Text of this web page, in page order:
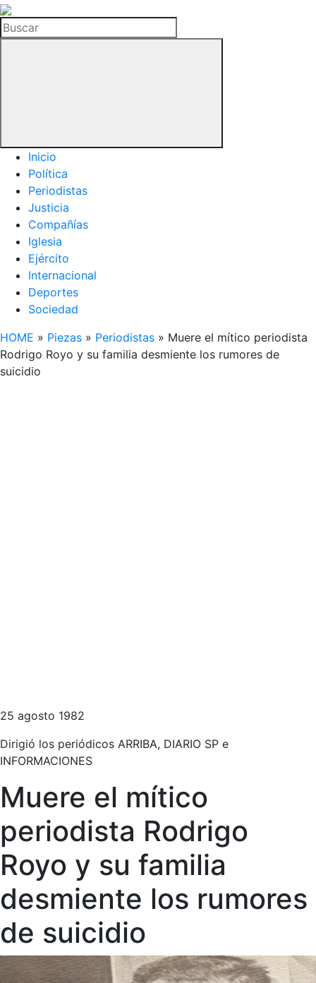
La
Hemeroteca
del
Buscar
Inicio
Política
Periodistas
Justicia
Compañías
Iglesia
Ejército
Internacional
Deportes
Sociedad
HOME » Piezas » Periodistas » Muere el mítico periodista
Rodrigo Royo y su familia desmiente los rumores de
suicidio
25 agosto 1982
Dirigió los periódicos ARRIBA, DIARIO SP e
INFORMACIONES
Muere el mítico
periodista Rodrigo
Royo y su familia
desmiente los rumores
de suicidio